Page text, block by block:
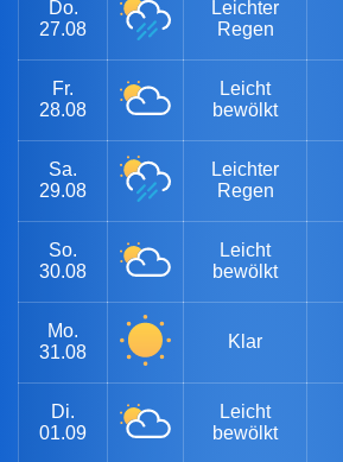
Do.
27.08
Leichter
Regen
Fr.
28.08
Leicht
bewölkt
Sa.
29.08
Leichter
Regen
So.
30.08
Leicht
bewölkt
Mo.
31.08
Klar
Di.
01.09
Leicht
bewölkt